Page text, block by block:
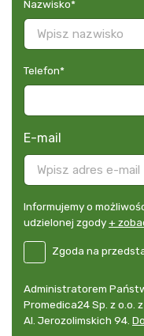
Nazwisko*
Telefon*
E-mail
Informujemy
o
wycofania
dowolnym
momencie
udzielonej
Informujemy o
udzielonej zgody+
PL
przedstawianie
Zgoda na
Administrator
danych
osobowych
Administratorem
Promedica24 Sp. z o.o.
Al. Jerozolimskich 94.